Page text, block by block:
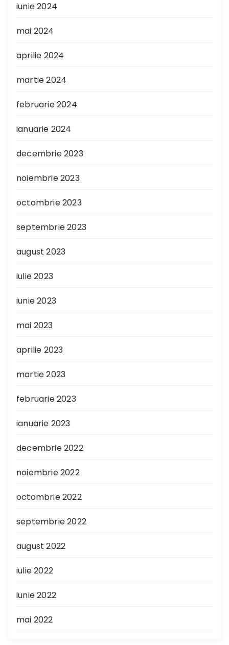
iunie 2024
mai 2024
aprilie 2024
martie 2024
februarie 2024
ianuarie 2024
decembrie 2023
noiembrie 2023
octombrie 2023
septembrie 2023
august 2023
iulie 2023
iunie 2023
mai 2023
aprilie 2023
martie 2023
februarie 2023
ianuarie 2023
decembrie 2022
noiembrie 2022
octombrie 2022
septembrie 2022
august 2022
iulie 2022
iunie 2022
mai 2022